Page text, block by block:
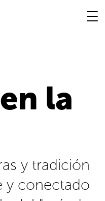
la
y tradición
y conectado